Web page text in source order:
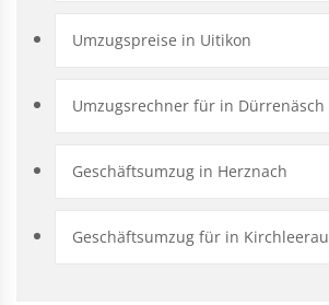
Umzugspreise in Uitikon
Umzugsrechner für in Dürrenäsch
Geschäftsumzug in Herznach
Geschäftsumzug für in Kirchleerau